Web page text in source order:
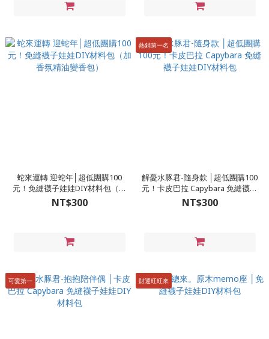
蛇來運轉 迎蛇年│超低團購100
元！免縫襪子娃娃DIY材料包（加
香氛精油變香包）
NT$300
熱銷第一名
解憂水豚君-隨身款 │超低團購100
元！卡皮巴拉 Capybara 免縫襪子
娃娃DIY材料包
NT$300
可愛第一 財運旺旺來